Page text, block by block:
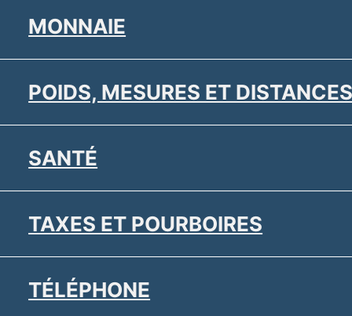
MONNAIE
POIDS, MESURES ET
SANTÉ
TAXES ET POURBOIRES
TÉLÉPHONE